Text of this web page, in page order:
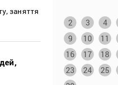
заняття
2
3 4
9
10 11
16
17 18
23
24 25